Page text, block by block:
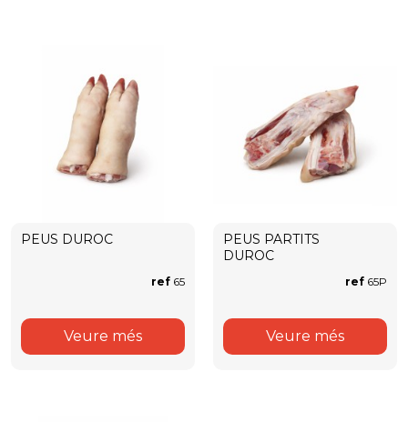
PEUS DUROC
ref 65
Veure més
PEUS PARTITS
DUROC
ref 65P
Veure més